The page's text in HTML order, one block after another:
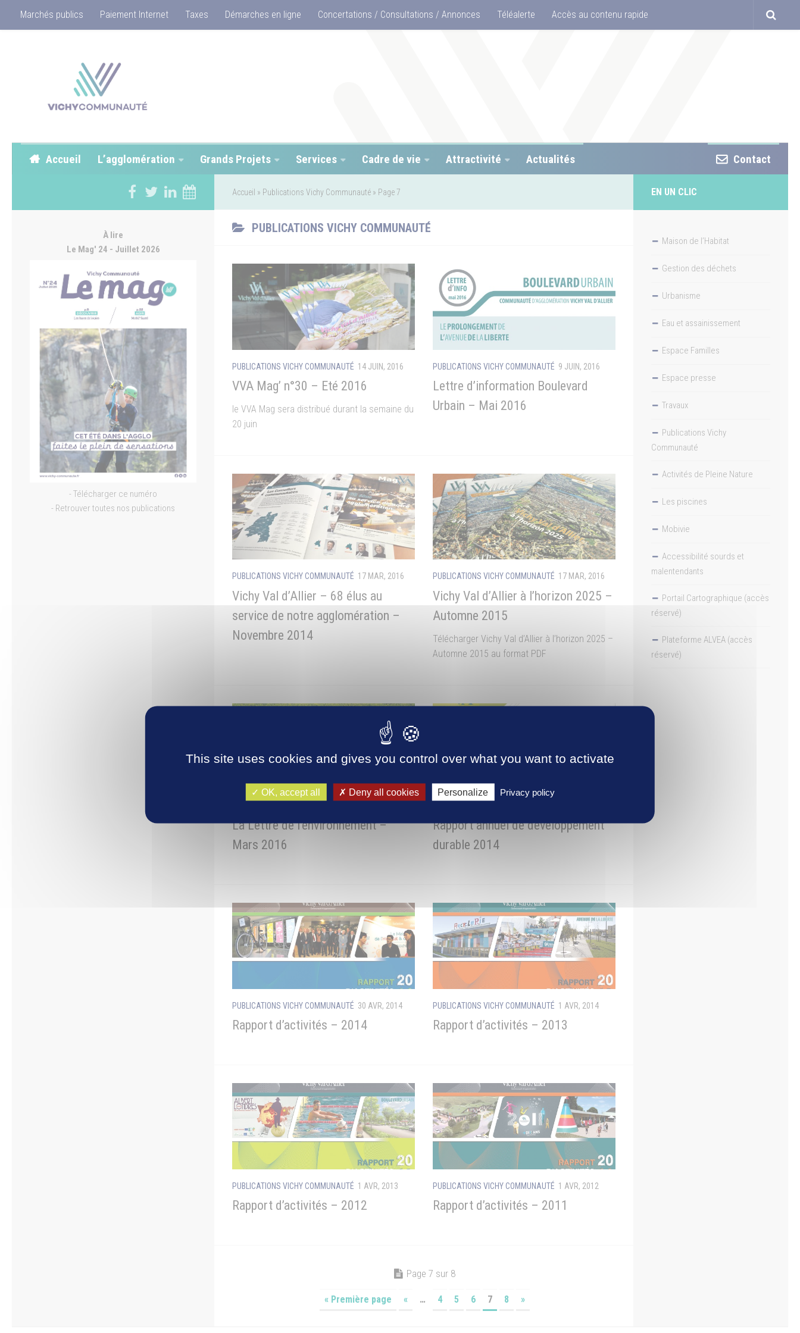
Marchés publics Paiement Internet Taxes Démarches en ligne Concertations / Consultations / Annonces Téléalerte Accès au contenu rapide
Accueil L’agglomération Grands Projets Services Cadre de vie Attractivité Actualités Contact
Accueil » Publications Vichy Communauté » Page 7
PUBLICATIONS VICHY COMMUNAUTÉ
PUBLICATIONS VICHY COMMUNAUTÉ 14 JUIN, 2016
VVA Mag’ n°30 – Eté 2016
le VVA Mag sera distribué durant la semaine du
20 juin
PUBLICATIONS VICHY COMMUNAUTÉ 9 JUIN, 2016
Lettre d’information Boulevard
Urbain – Mai 2016
PUBLICATIONS VICHY COMMUNAUTÉ 17 MAR, 2016
Vichy Val d’Allier – 68 élus au
service de notre agglomération –
Novembre 2014
PUBLICATIONS VICHY COMMUNAUTÉ 17 MAR, 2016
Vichy Val d’Allier à l’horizon 2025 –
Automne 2015
Télécharger Vichy Val d’Allier à l’horizon 2025 –
Automne 2015 au format PDF
La Lettre de l’environnement –
Mars 2016
Rapport annuel de développement
durable 2014
PUBLICATIONS VICHY COMMUNAUTÉ 30 AVR, 2014
Rapport d’activités – 2014
PUBLICATIONS VICHY COMMUNAUTÉ 1 AVR, 2014
Rapport d’activités – 2013
PUBLICATIONS VICHY COMMUNAUTÉ 1 AVR, 2013
Rapport d’activités – 2012
PUBLICATIONS VICHY COMMUNAUTÉ 1 AVR, 2012
Rapport d’activités – 2011
Page 7 sur 8
« Première page « … 4 5 6 7 8 »
À lire
Le Mag' 24 - Juillet 2026
- Télécharger ce numéro
- Retrouver toutes nos publications
EN UN CLIC
Maison de l’Habitat
Gestion des déchets
Urbanisme
Eau et assainissement
Espace Familles
Espace presse
Travaux
Publications Vichy
Communauté
Activités de Pleine Nature
Les piscines
Mobivie
Accessibilité sourds et
malentendants
Portail Cartographique (accès
réservé)
Plateforme ALVEA (accès
réservé)
This site uses cookies and gives you control over what you want to activate
OK, accept all Deny all cookies Personalize Privacy policy